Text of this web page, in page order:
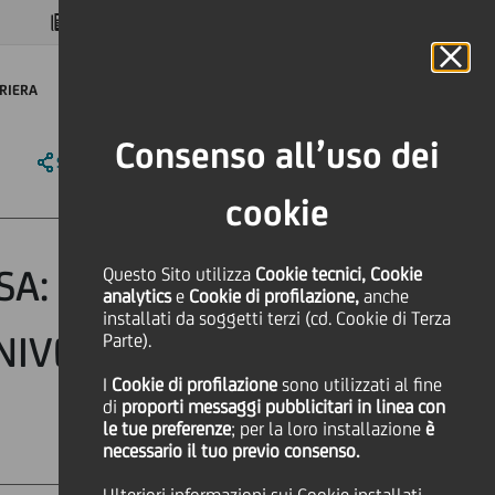
Consenso all’uso dei
cookie
Questo Sito utilizza Cookie tecnici, Cookie
analyticse Cookie di profilazione, anche
installati da soggetti terzi (cd. Cookie di Terza
Parte).
I Cookie di profilazione sono utilizzati al fine
di proporti messaggi pubblicitari in linea con
le tue preferenze; per la loro installazione è
necessario il tuo previo consenso.
SHARE PRINT SEND
UNICREDIT
E